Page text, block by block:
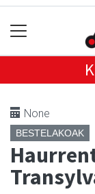
None
BESTELAKOAK